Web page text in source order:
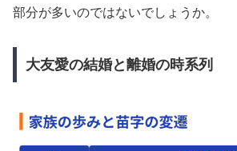
部分が多いのではないでしょうか。
大友愛の結婚と離婚の時系列